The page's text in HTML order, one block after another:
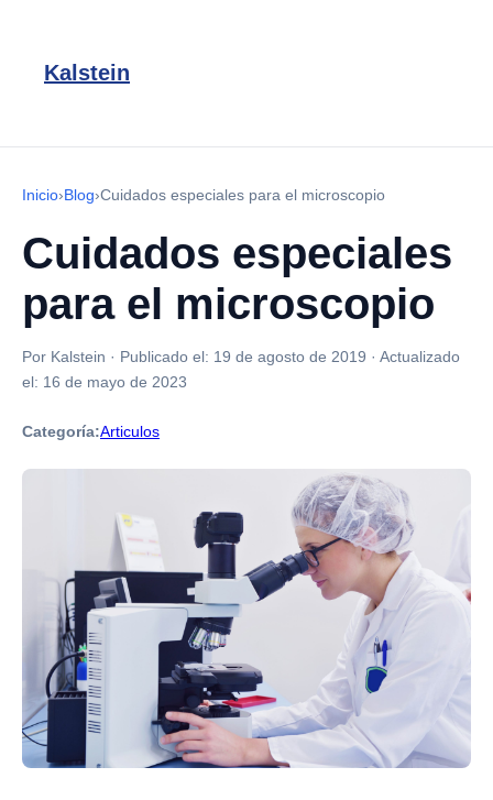
Kalstein
Inicio›Blog›Cuidados especiales para el microscopio
Cuidados especiales
para el microscopio
Por Kalstein · Publicado el: 19 de agosto de 2019 · Actualizado
el: 16 de mayo de 2023
Categoría:Articulos